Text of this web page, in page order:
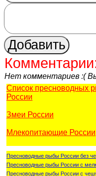
Нет комментариев :(
Список пресноводных
России
Змеи России
Млекопитающие России
Пресноводные рыбы России без
Пресноводные рыбы России с
Пресноводные рыбы России с